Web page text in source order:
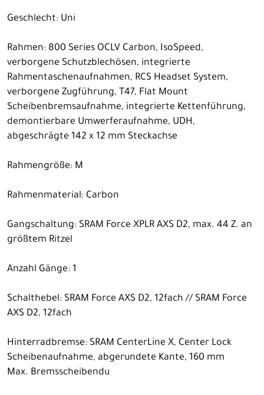
Geschlecht: Uni
Rahmen: 800 Series OCLV Carbon, IsoSpeed,
verborgene Schutzblechösen, integrierte
Rahmentaschenaufnahmen, RCS Headset System,
verborgene Zugführung, T47, Flat Mount
Scheibenbremsaufnahme, integrierte Kettenführung,
demontierbare Umwerferaufnahme, UDH,
abgeschrägte 142 x 12 mm Steckachse
Rahmengröße: M
Rahmenmaterial: Carbon
Gangschaltung: SRAM Force XPLR AXS D2, max. 44 Z. an
größtem Ritzel
Anzahl Gänge: 1
Schalthebel: SRAM Force AXS D2, 12fach // SRAM Force
AXS D2, 12fach
Hinterradbremse: SRAM CenterLine X, Center Lock
Scheibenaufnahme, abgerundete Kante, 160 mm
Max. Bremsscheibendu